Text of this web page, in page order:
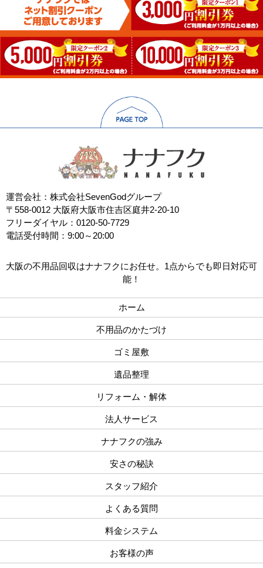
運営会社：株式会社SevenGodグループ
〒558-0012 大阪府大阪市住吉区庭井2-20-10
フリーダイヤル：0120-50-7729
電話受付時間：9:00～20:00
大阪の不用品回収はナナフクにお任せ。1点からでも即日対応可
能！
ホーム
不用品のかたづけ
ゴミ屋敷
遺品整理
リフォーム・解体
法人サービス
ナナフクの強み
安さの秘訣
スタッフ紹介
よくある質問
料金システム
お客様の声